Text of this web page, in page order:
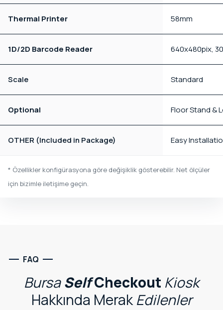
Thermal Printer 58mm
1D/2D Barcode Reader 640x480pix,
Scale Standard
Optional Floor Stand &
OTHER (Included in Package) Easy
* Özellikler konfigürasyona göre değişiklik gösterebilir. Net ölçüler
için bizimle iletişime geçin.
FAQ
Bursa SelfCheckout Kiosk
Hakkında Merak Edilenler